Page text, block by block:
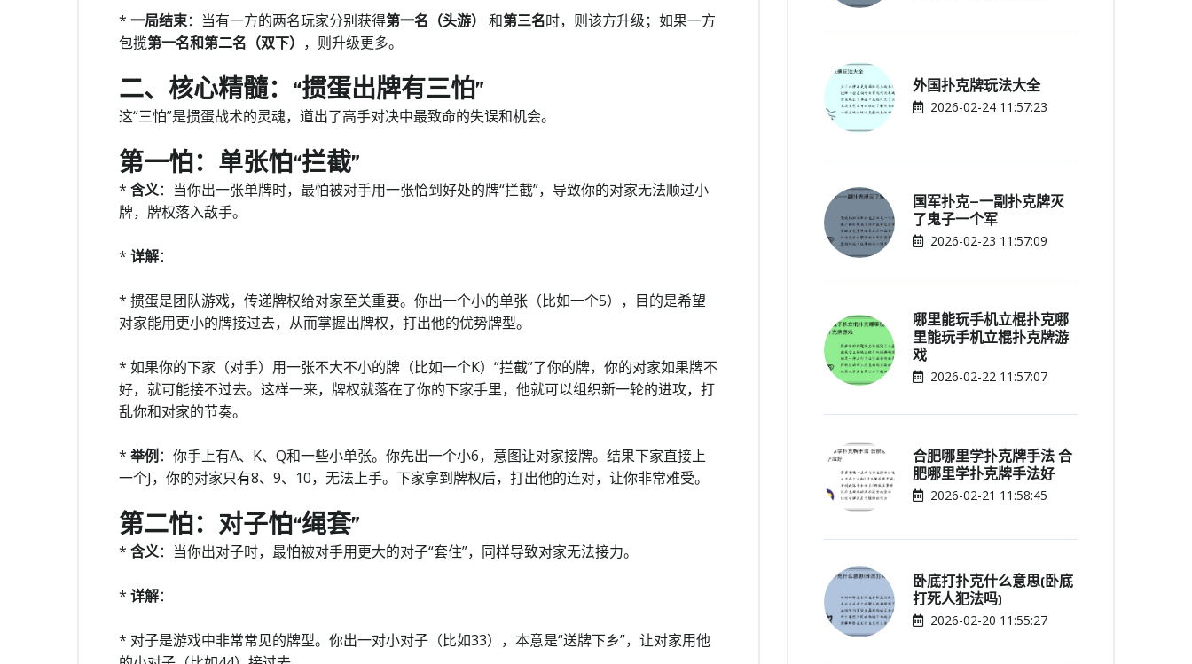
* 一局结束：当有一方的两名玩家分别获得第一名（头游） 和第三名时，则该方升级；如果一方
包揽第一名和第二名（双下） ，则升级更多。
二、核心精髓：“掼蛋出牌有三怕”
这“三怕”是掼蛋战术的灵魂，道出了高手对决中最致命的失误和机会。
第一怕：单张怕“拦截”
* 含义：当你出一张单牌时，最怕被对手用一张恰到好处的牌“拦截”，导致你的对家无法顺过小
牌，牌权落入敌手。
* 详解：
* 掼蛋是团队游戏，传递牌权给对家至关重要。你出一个小的单张（比如一个5），目的是希望
对家能用更小的牌接过去，从而掌握出牌权，打出他的优势牌型。
* 如果你的下家（对手）用一张不大不小的牌（比如一个K）“拦截”了你的牌，你的对家如果牌不
好，就可能接不过去。这样一来，牌权就落在了你的下家手里，他就可以组织新一轮的进攻，打
乱你和对家的节奏。
* 举例 ：你手上有A、K、Q和一些小单张。你先出一个小6，意图让对家接牌。结果下家直接上
一个J，你的对家只有8、9、10，无法上手。下家拿到牌权后，打出他的连对，让你非常难受。
第二怕：对子怕“绳套”
* 含义：当你出对子时，最怕被对手用更大的对子“套住”，同样导致对家无法接力。
* 详解：
* 对子是游戏中非常常见的牌型。你出一对小对子（比如33），本意是“送牌下乡”，让对家用他
外国扑克牌玩法大全
2026-02-24 11:57:23
国军扑克—一副扑克牌灭
了鬼子一个军
2026-02-23 11:57:09
哪里能玩手机立棍扑克哪
里能玩手机立棍扑克牌游
戏
2026-02-22 11:57:07
合肥哪里学扑克牌手法 合
肥哪里学扑克牌手法好
2026-02-21 11:58:45
卧底打扑克什么意思(卧底
打死人犯法吗)
2026-02-20 11:55:27